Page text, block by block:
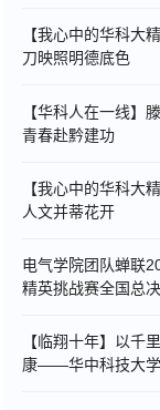
【我心中的华科大
刀映照明德底色
【华科人在一线】
青春赴黔建功
【我心中的华科大
人文并蒂花开
电气学院团队蝉联
精英挑战赛全国总决
【临翔十年】以千
康——华中科技大